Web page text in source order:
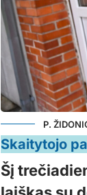
P.
Skaitytojo
Šį